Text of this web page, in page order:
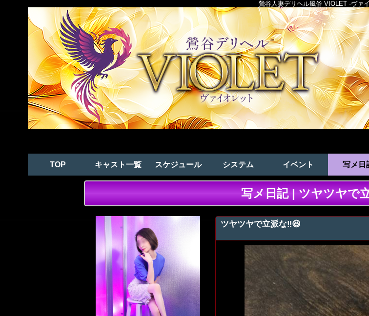
鶯谷人妻デリヘル風俗 VIOLET -ヴァ
TOP キャスト一覧 スケジュール システム イベント 写メ日
写メ日記 | ツヤツヤで
ツヤツヤで立派な‼️😆